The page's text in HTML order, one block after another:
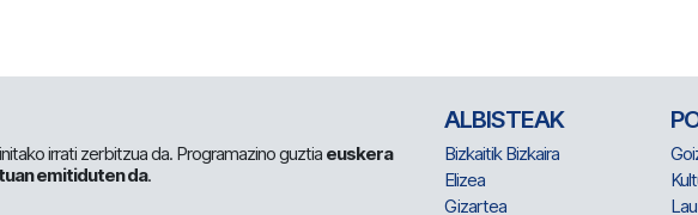
irrati zerbitzua da. Programazino guztia euskera
emitiduten da.
ALBISTEAK
Bizkaitik Bizkaira
Elizea
Gizartea